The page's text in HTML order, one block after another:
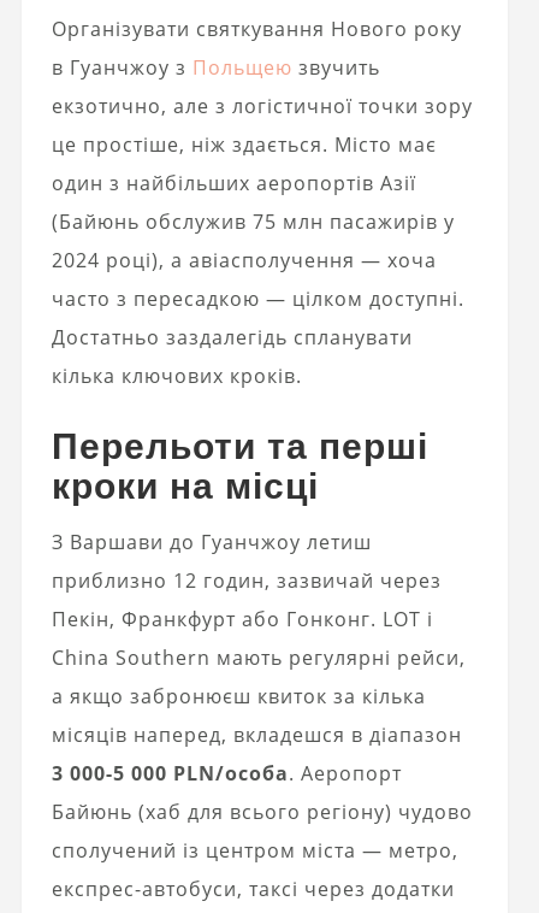
Організувати святкування Нового року
в Гуанчжоу з Польщею звучить
екзотично, але з логістичної точки зору
це простіше, ніж здається. Місто має
один з найбільших аеропортів Азії
(Байюнь обслужив 75 млн пасажирів у
2024 році), а авіасполучення — хоча
часто з пересадкою — цілком доступні.
Достатньо заздалегідь спланувати
кілька ключових кроків.
Перельоти та перші
кроки на місці
З Варшави до Гуанчжоу летиш
приблизно 12 годин, зазвичай через
Пекін, Франкфурт або Гонконг. LOT і
China Southern мають регулярні рейси,
а якщо забронюєш квиток за кілька
місяців наперед, вкладешся в діапазон
3 000-5 000 PLN/особа. Аеропорт
Байюнь (хаб для всього регіону) чудово
сполучений із центром міста — метро,
експрес-автобуси, таксі через додатки